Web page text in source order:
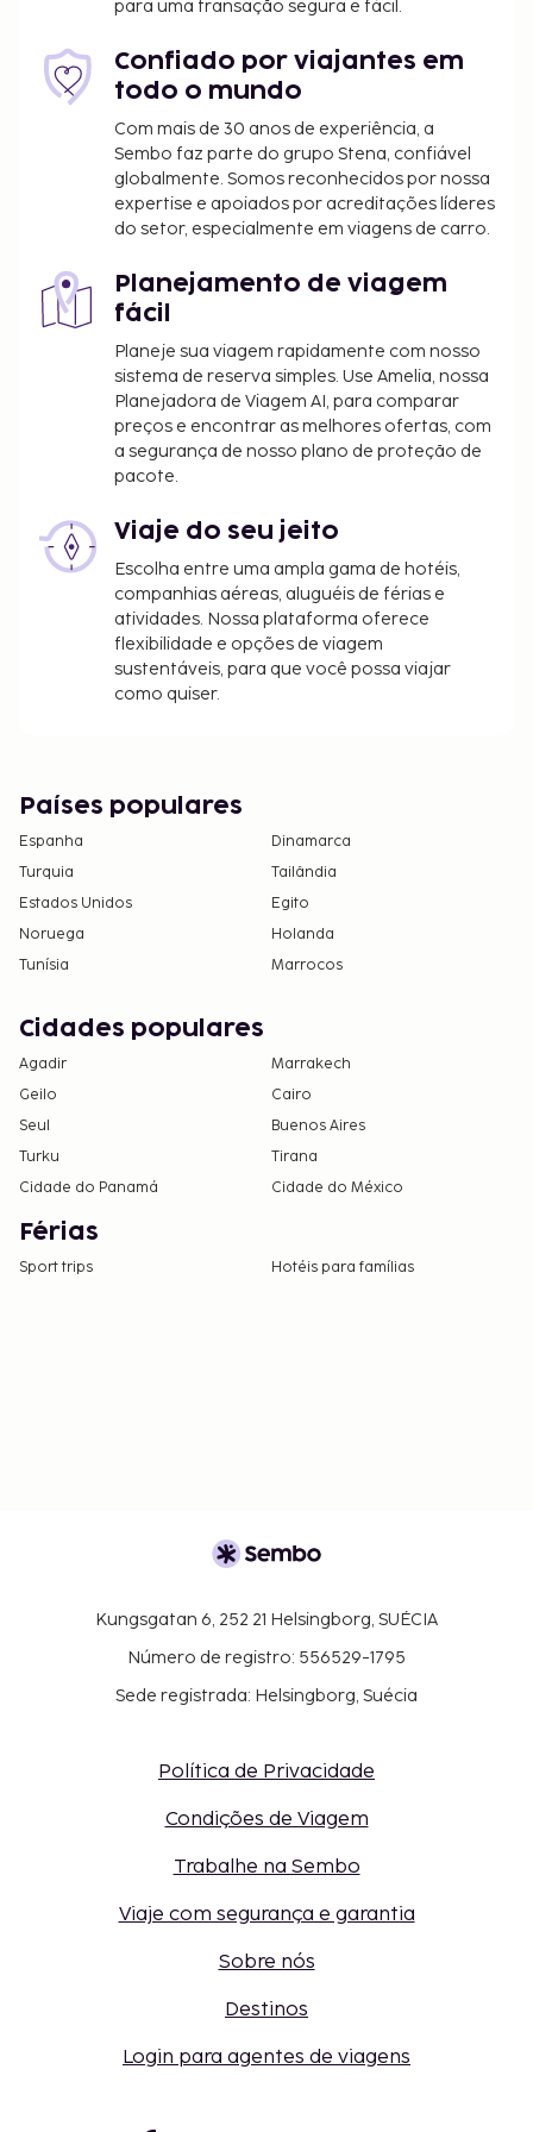
Imposto municipal: 3.46 PLN por pessoa, por
noite
Incluímos todas as taxas que o alojamento nos
comunicou.
Tarifa de estacionamento: 40 PLN por dia
Estadia de animais de estimação: 40 PLN por
animal, por dia
A lista anterior pode não estar completa. As taxas e
os depósitos podem não incluir impostos e estão
sujeitos a alterações.
O alojamento é limpo por profissionais.
para uma transação segura e fácil.
Confiado por viajantes em
todo o mundo
Com mais de 30 anos de experiência, a
Sembo faz parte do grupo Stena, confiável
globalmente. Somos reconhecidos por nossa
expertise e apoiados por acreditações líderes
do setor, especialmente em viagens de carro.
Planejamento de viagem
fácil
Planeje sua viagem rapidamente com nosso
sistema de reserva simples. Use Amelia, nossa
Planejadora de Viagem AI, para comparar
preços e encontrar as melhores ofertas, com
a segurança de nosso plano de proteção de
pacote.
Viaje do seu jeito
Escolha entre uma ampla gama de hotéis,
companhias aéreas, aluguéis de férias e
atividades. Nossa plataforma oferece
flexibilidade e opções de viagem
sustentáveis, para que você possa viajar
como quiser.
Países populares
Espanha
Dinamarca
Turquia
Tailândia
Estados Unidos
Egito
Noruega
Holanda
Tunísia
Marrocos
Cidades populares
Agadir
Marrakech
Geilo
Cairo
Seul
Buenos Aires
Turku
Tirana
Cidade do Panamá
Cidade do México
Férias
Sport trips Hotéis para famílias
Kungsgatan 6, 252 21 Helsingborg, SUÉCIA
Número de registro: 556529-1795
Sede registrada: Helsingborg, Suécia
Política de Privacidade
Condições de Viagem
Trabalhe na Sembo
Viaje com segurança e garantia
Sobre nós
Destinos
Login para agentes de viagens